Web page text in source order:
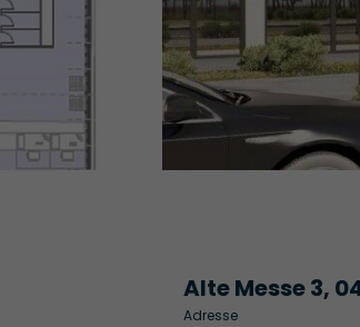
Alte Messe 3,
Adresse